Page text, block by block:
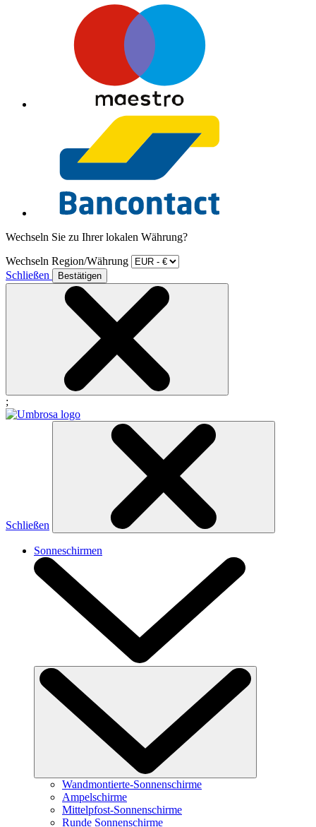
Wechseln Sie zu Ihrer lokalen Währung?
Wechseln Region/Währung
Schließen
Bestätigen
;
Schließen
Sonneschirmen
Wandmontierte-Sonnenschirme
Ampelschirme
Mittelpfost-Sonnenschirme
Runde Sonnenschirme